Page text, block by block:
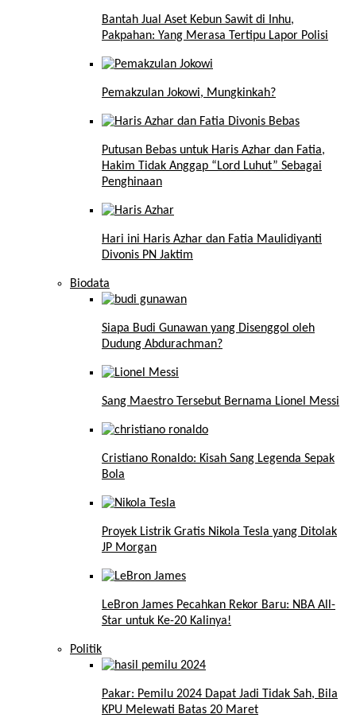
Bantah Jual Aset Kebun Sawit di Inhu,
Pakpahan: Yang Merasa Tertipu Lapor Polisi
Pemakzulan Jokowi, Mungkinkah?
Putusan Bebas untuk Haris Azhar dan Fatia,
Hakim Tidak Anggap “Lord Luhut” Sebagai
Penghinaan
Hari ini Haris Azhar dan Fatia Maulidiyanti
Divonis PN Jaktim
Biodata
Siapa Budi Gunawan yang Disenggol oleh
Dudung Abdurachman?
Sang Maestro Tersebut Bernama Lionel Messi
Cristiano Ronaldo: Kisah Sang Legenda Sepak
Bola
Proyek Listrik Gratis Nikola Tesla yang Ditolak
JP Morgan
LeBron James Pecahkan Rekor Baru: NBA All-
Star untuk Ke-20 Kalinya!
Politik
Pakar: Pemilu 2024 Dapat Jadi Tidak Sah, Bila
KPU Melewati Batas 20 Maret